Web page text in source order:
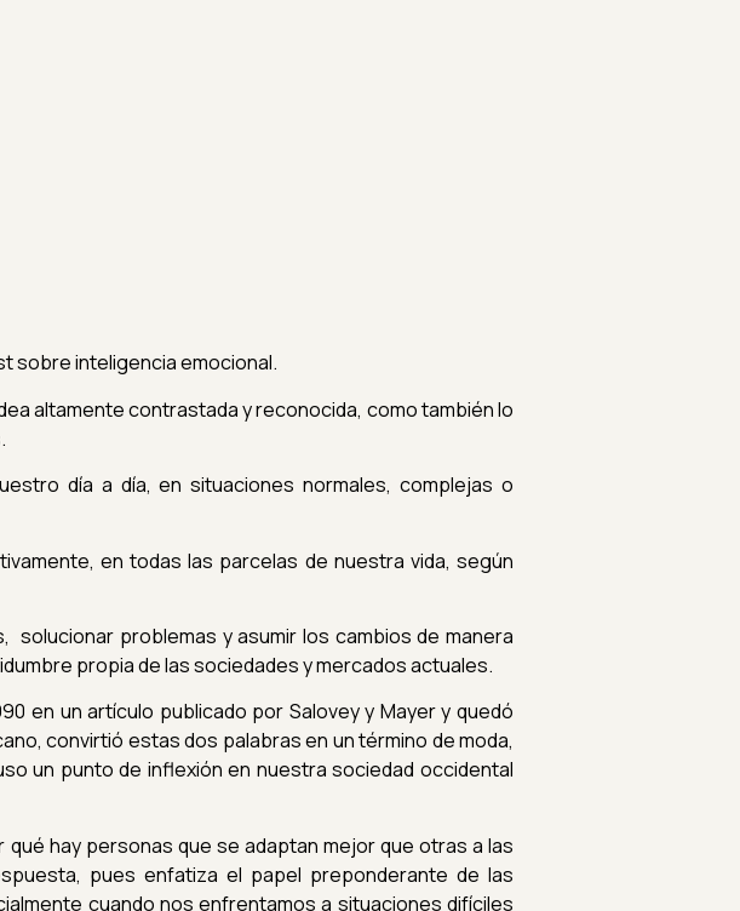
sobre inteligencia emocional.
altamente contrastada y reconocida, como también lo
día a día, en situaciones normales, complejas o
en todas las parcelas de nuestra vida, según
problemas y asumir los cambios de manera
propia de las sociedades y mercados actuales.
en un artículo publicado por Salovey y Mayery quedó
convirtió estas dos palabras en un término de moda,
un punto de inflexión en nuestra sociedad occidental
hay personas que se adaptan mejor que otras a las
pues enfatiza el papel preponderante de las
cuando nos enfrentamos a situaciones difíciles